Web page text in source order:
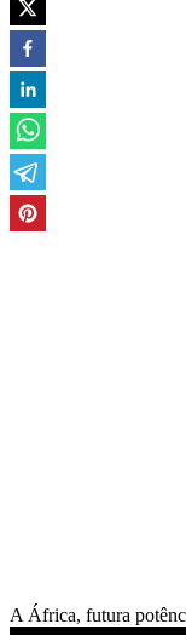
A África, futura